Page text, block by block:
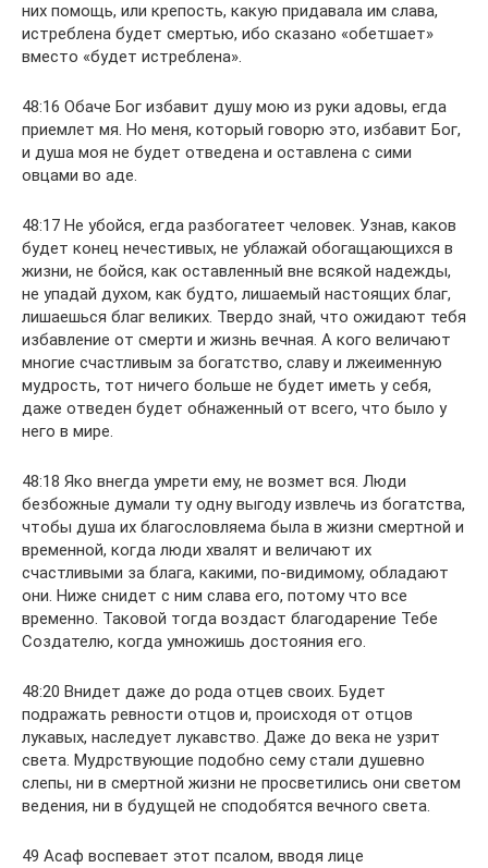
них помощь, или крепость, какую придавала им слава,
истреблена будет смертью, ибо сказано «обетшает»
вместо «будет истреблена».
48:16 Обаче Бог избавит душу мою из руки адовы, егда
приемлет мя. Но меня, который говорю это, избавит Бог,
и душа моя не будет отведена и оставлена с сими
овцами во аде.
48:17 Не убойся, егда разбогатеет человек. Узнав, каков
будет конец нечестивых, не ублажай обогащающихся в
жизни, не бойся, как оставленный вне всякой надежды,
не упадай духом, как будто, лишаемый настоящих благ,
лишаешься благ великих. Твердо знай, что ожидают тебя
избавление от смерти и жизнь вечная. А кого величают
многие счастливым за богатство, славу и лжеименную
мудрость, тот ничего больше не будет иметь у себя,
даже отведен будет обнаженный от всего, что было у
него в мире.
48:18 Яко внегда умрети ему, нe возмет вся. Люди
безбожные думали ту одну выгоду извлечь из богатства,
чтобы душа их благословляема была в жизни смертной и
временной, когда люди хвалят и величают их
счастливыми за блага, какими, по-видимому, обладают
они. Ниже снидет с ним слава его, потому что все
временно. Таковой тогда воздаст благодарение Тебе
Создателю, когда умножишь достояния его.
48:20 Внидет даже до рода отцев своих. Будет
подражать ревности отцов и, происходя от отцов
лукавых, наследует лукавство. Даже до века не узрит
света. Мудрствующие подобно сему стали душевно
слепы, ни в смертной жизни не просветились они светом
ведения, ни в будущей не сподобятся вечного света.
49 Асаф воспевает этот псалом, вводя лице